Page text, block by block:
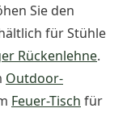
Sie den
für Stühle
Rückenlehne.
Outdoor-
Feuer-Tisch für